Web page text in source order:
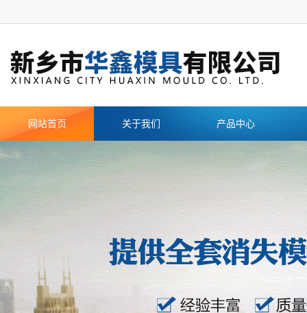
网站首页 关于我们 产品中心